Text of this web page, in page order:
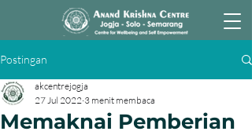
Postingan
Memaknai Pemberian
akcentrejogja
27 Jul 2022 3 menit membaca